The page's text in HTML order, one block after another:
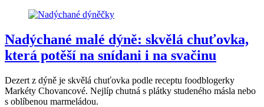
Nadýchané malé dýně: skvělá chuťovka,
která potěší na snídani i na svačinu
Dezert z dýně je skvělá chuťovka podle receptu foodblogerky
Markéty Chovancové. Nejlíp chutná s plátky studeného másla nebo
s oblíbenou marmeládou.